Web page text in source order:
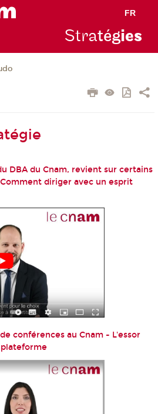
FR
Stratégies
DBA du Cnam, revient sur certains
diriger avec un esprit
conférences au Cnam - L'essor